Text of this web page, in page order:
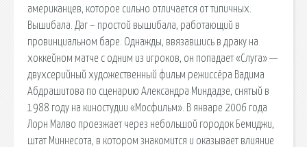
американцев, которое сильно отличается от типичных.
Вышибала. Даг – простой вышибала, работающий в
провинциальном баре. Однажды, ввязавшись в драку на
хоккейном матче с одним из игроков, он попадает «Слуга» —
двухсерийный художественный фильм режиссёра Вадима
Абдрашитова по сценарию Александра Миндадзе, снятый в
1988 году на киностудии «Мосфильм». В январе 2006 года
Лорн Малво проезжает через небольшой городок Бемиджи,
штат Миннесота, в котором знакомится и оказывает влияние